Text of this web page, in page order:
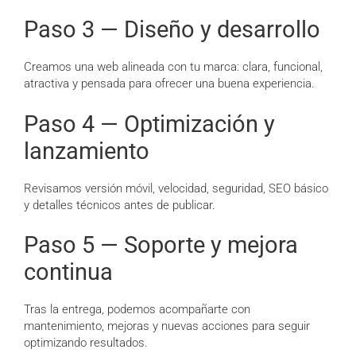
Paso 3 — Diseño y desarrollo
Creamos una web alineada con tu marca: clara, funcional,
atractiva y pensada para ofrecer una buena experiencia.
Paso 4 — Optimización y
lanzamiento
Revisamos versión móvil, velocidad, seguridad, SEO básico
y detalles técnicos antes de publicar.
Paso 5 — Soporte y mejora
continua
Tras la entrega, podemos acompañarte con
mantenimiento, mejoras y nuevas acciones para seguir
optimizando resultados.